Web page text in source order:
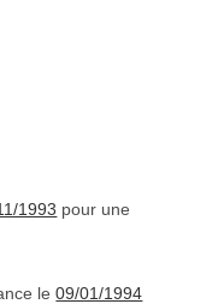
1993 pour une
le09/01/1994